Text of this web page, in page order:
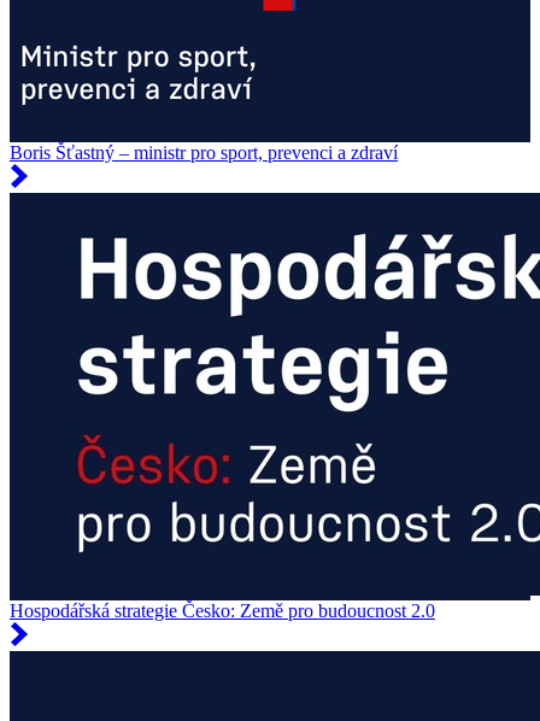
Boris Šťastný – ministr pro sport, prevenci a zdraví
Hospodářská strategie Česko: Země pro budoucnost 2.0